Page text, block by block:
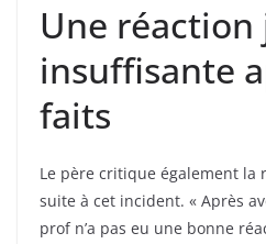
Une réaction
insuffisante
faits
Le père critique également la
suite à cet incident. « Après
prof n’a pas eu une bonne